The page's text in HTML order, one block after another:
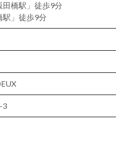
橋駅」徒歩9分
駅」徒歩9分
3